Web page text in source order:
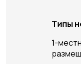
Типы
1-